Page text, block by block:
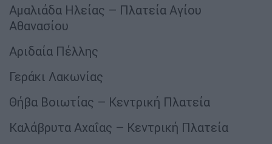
Αμαλιάδα Ηλείας – Πλατεία Αγίου
Αθανασίου
Αριδαία Πέλλης
Γεράκι Λακωνίας
Θήβα Βοιωτίας – Κεντρική Πλατεία
Καλάβρυτα Αχαΐας – Κεντρική Πλατεία